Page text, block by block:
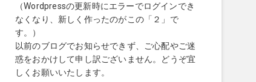
（Wordpressの更新時にエラーでログインでき
なくなり、新しく作ったのがこの「２」で
す。）
以前のブログでお知らせできず、ご心配やご迷
惑をおかけして申し訳ございません。どうぞ宜
しくお願いいたします。